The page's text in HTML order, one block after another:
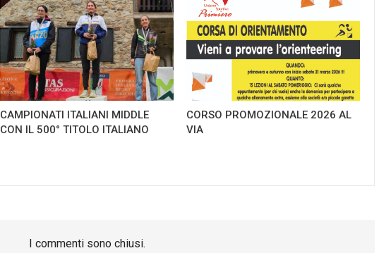
CAMPIONATI ITALIANI MIDDLE
CON IL 500° TITOLO ITALIANO
CORSO PROMOZIONALE 2026 AL
VIA
I commenti sono chiusi.